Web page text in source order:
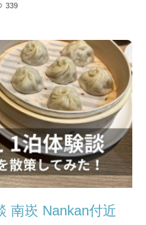
339
南崁 Nankan付近